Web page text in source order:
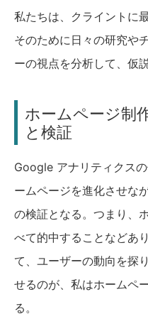
私たちは、クライントに
そのために日々の研究や
ーの視点を分析して、仮
ホームページ制
と検証
Google アナリティクス
ームページを進化させな
の検証となる。つまり、
べて的中することなどあ
て、ユーザーの動向を探
せるのが、私はホームペ
る。